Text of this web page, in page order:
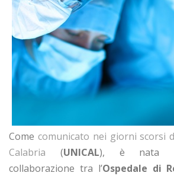
Come comunicato nei giorni scorsi
Calabria (UNICAL), è nata
collaborazione tra l’Ospedale di